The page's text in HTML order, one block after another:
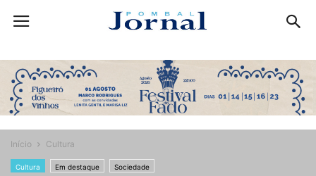
Início Cultura
Cultura Em destaque Sociedade